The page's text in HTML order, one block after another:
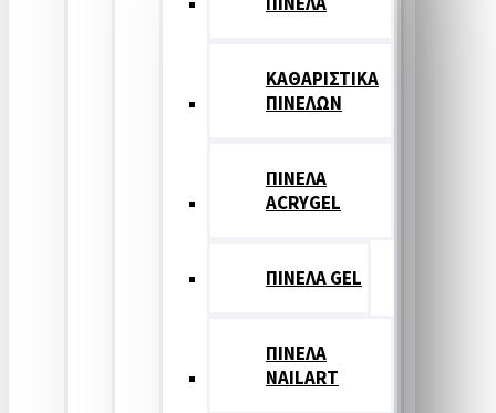
ΚΑΘΑΡΙΣΤΙΚΑ
ΠΙΝΕΛΩΝ
ΠΙΝΕΛΑ
ACRYGEL
ΠΙΝΕΛΑ GEL
ΠΙΝΕΛΑ
NAILART